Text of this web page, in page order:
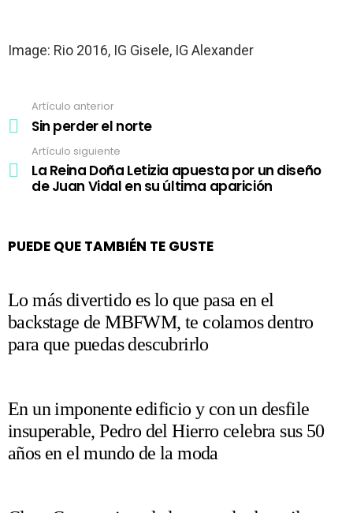
Image: Rio 2016, IG Gisele, IG Alexander
más
Artículo anterior
Sin perder el norte
Artículo siguiente
La Reina Doña Letizia apuesta por un diseño
de Juan Vidal en su última aparición
PUEDE QUE TAMBIÉN TE GUSTE
Lo más divertido es lo que pasa en el
backstage de MBFWM, te colamos dentro
para que puedas descubrirlo
En un imponente edificio y con un desfile
insuperable, Pedro del Hierro celebra sus 50
años en el mundo de la moda